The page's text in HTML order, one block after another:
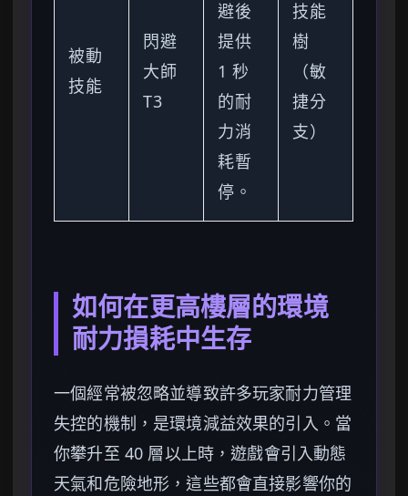
被動
技能
閃避
大師
T3
避後
提供
1 秒
的耐
力消
耗暫
停。
技能
樹
（敏
捷分
支）
如何在更高樓層的環境
耐力損耗中生存
一個經常被忽略並導致許多玩家耐力管理
失控的機制，是環境減益效果的引入。當
你攀升至 40 層以上時，遊戲會引入動態
天氣和危險地形，這些都會直接影響你的